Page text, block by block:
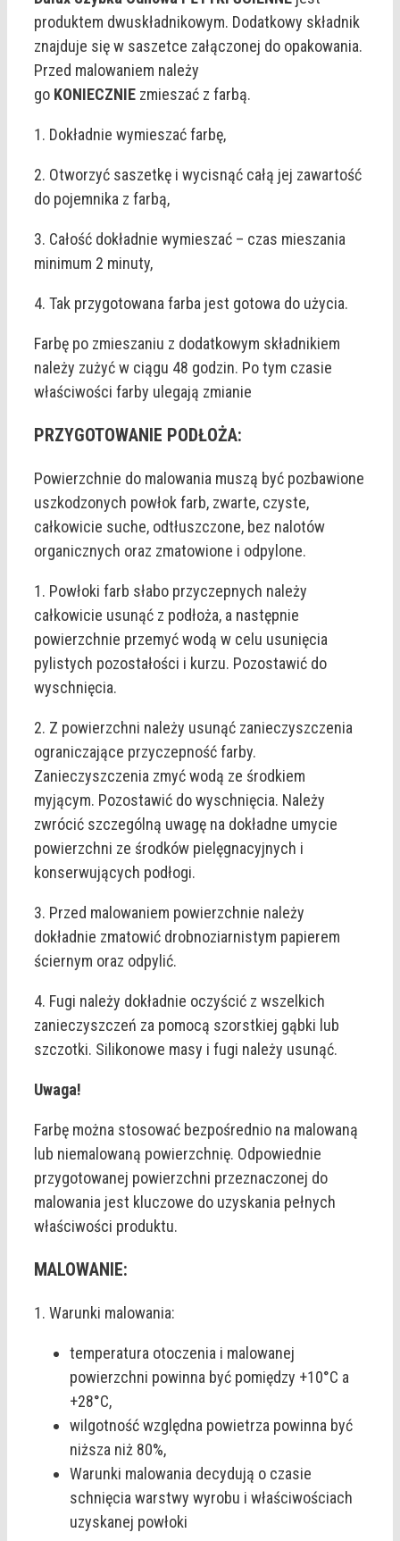
produktem dwuskładnikowym. Dodatkowy składnik
znajduje się w saszetce załączonej do opakowania.
Przed malowaniem należy
go KONIECZNIE zmieszać z farbą.
1. Dokładnie wymieszać farbę,
2. Otworzyć saszetkę i wycisnąć całą jej zawartość
do pojemnika z farbą,
3. Całość dokładnie wymieszać – czas mieszania
minimum 2 minuty,
4. Tak przygotowana farba jest gotowa do użycia.
Farbę po zmieszaniu z dodatkowym składnikiem
należy zużyć w ciągu 48 godzin. Po tym czasie
właściwości farby ulegają zmianie
PRZYGOTOWANIE PODŁOŻA:
Powierzchnie do malowania muszą być pozbawione
uszkodzonych powłok farb, zwarte, czyste,
całkowicie suche, odtłuszczone, bez nalotów
organicznych oraz zmatowione i odpylone.
1. Powłoki farb słabo przyczepnych należy
całkowicie usunąć z podłoża, a następnie
powierzchnie przemyć wodą w celu usunięcia
pylistych pozostałości i kurzu. Pozostawić do
wyschnięcia.
2. Z powierzchni należy usunąć zanieczyszczenia
ograniczające przyczepność farby.
Zanieczyszczenia zmyć wodą ze środkiem
myjącym. Pozostawić do wyschnięcia. Należy
zwrócić szczególną uwagę na dokładne umycie
powierzchni ze środków pielęgnacyjnych i
konserwujących podłogi.
3. Przed malowaniem powierzchnie należy
dokładnie zmatowić drobnoziarnistym papierem
ściernym oraz odpylić.
4. Fugi należy dokładnie oczyścić z wszelkich
zanieczyszczeń za pomocą szorstkiej gąbki lub
szczotki. Silikonowe masy i fugi należy usunąć.
Uwaga!
Farbę można stosować bezpośrednio na malowaną
lub niemalowaną powierzchnię. Odpowiednie
przygotowanej powierzchni przeznaczonej do
malowania jest kluczowe do uzyskania pełnych
właściwości produktu.
MALOWANIE:
1. Warunki malowania:
temperatura otoczenia i malowanej
powierzchni powinna być pomiędzy +10°C a
+28°C,
wilgotność względna powietrza powinna być
niższa niż 80%,
Warunki malowania decydują o czasie
schnięcia warstwy wyrobu i właściwościach
uzyskanej powłoki